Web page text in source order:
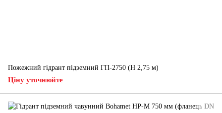
Пожежний гідрант підземний ГП-2750 (H 2,75 м)
Ціну уточнюйте